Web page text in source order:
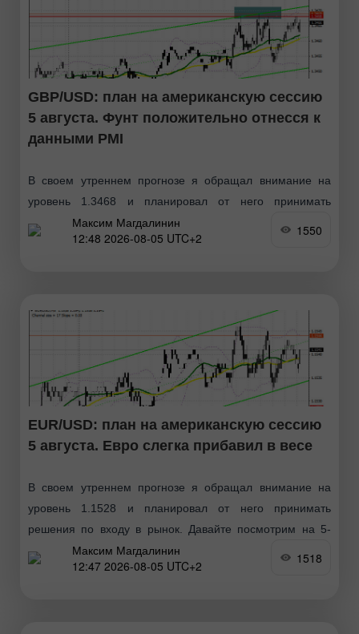
GBP/USD: план на американскую сессию
5 августа. Фунт положительно отнесся к
данными PMI
В своем утреннем прогнозе я обращал внимание на
уровень 1.3468 и планировал от него принимать
решения по входу в рынок. Давайте посмотрим на 5-
минутный график и разберемся
Максим Магдалинин
12:48 2026-08-05 UTC+2
1550
EUR/USD: план на американскую сессию
5 августа. Евро слегка прибавил в весе
В своем утреннем прогнозе я обращал внимание на
уровень 1.1528 и планировал от него принимать
решения по входу в рынок. Давайте посмотрим на 5-
минутный график и разберемся
Максим Магдалинин
12:47 2026-08-05 UTC+2
1518